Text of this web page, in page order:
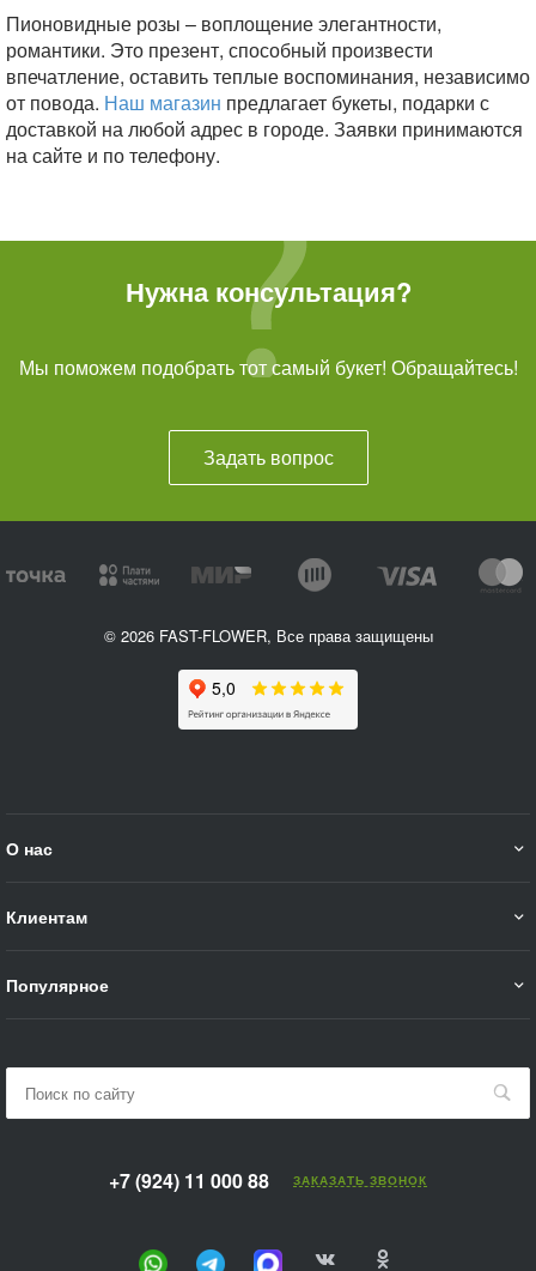
Пионовидные розы – воплощение элегантности,
романтики. Это презент, способный произвести
впечатление, оставить теплые воспоминания, независимо
от повода. Наш магазин предлагает букеты, подарки с
доставкой на любой адрес в городе. Заявки принимаются
на сайте и по телефону.
Нужна консультация?
Мы поможем подобрать тот самый букет! Обращайтесь!
Задать вопрос
© 2026 FAST-FLOWER, Все права защищены
О нас
Клиентам
Популярное
+7 (924) 11 000 88 ЗАКАЗАТЬ ЗВОНОК